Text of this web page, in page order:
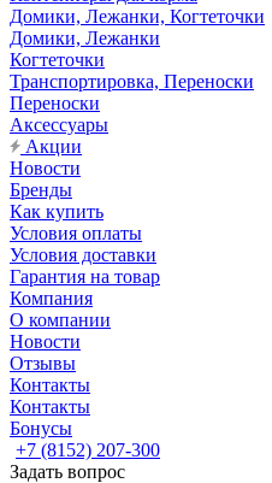
Домики, Лежанки, Когтеточки
Домики, Лежанки
Когтеточки
Транспортировка, Переноски
Переноски
Аксессуары
Акции
Новости
Бренды
Как купить
Условия оплаты
Условия доставки
Гарантия на товар
Компания
О компании
Новости
Отзывы
Контакты
Контакты
Бонусы
+7 (8152) 207-300
Задать вопрос